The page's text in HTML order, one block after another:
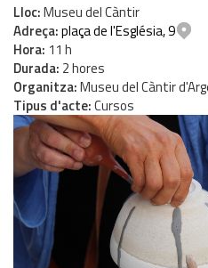
Lloc Museu del Càntir
Adreça plaça de l'Església, 9
Hora 11 h
Durada 2 hores
Organitza Museu del Càntir
Tipus d'acte Cursos